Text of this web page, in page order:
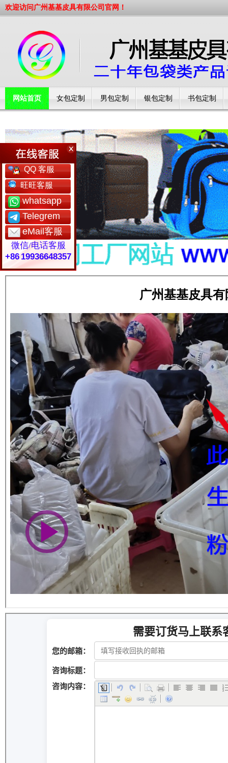
欢迎访问广州基基皮具有限公司官网！
网站首页 女包定制 男包定制 银包定制 书包定制
QQ 客服
旺旺客服
whatsapp
Telegrem
eMail客服
微信/电话客服
+86 19936648357